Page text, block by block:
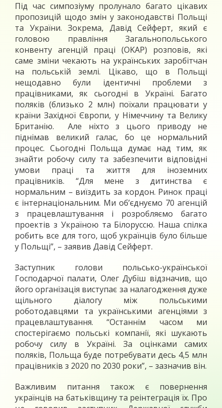
Під час симпозіуму пролунало багато цікавих
пропозицій щодо змін у законодавстві Польщі
та України. Зокрема, Давід Сейферт, який є
головою правління Загальнопольського
конвенту агенцій праці (OKAP) розповів, які
саме зміни чекають на українських заробітчан
на польській землі. Цікаво, що в Польщі
нещодавно були ідентичні проблеми з
працівниками, як сьогодні в Україні. Багато
поляків (близько 2 млн) поїхали працювати у
країни Західної Європи, у Німеччину та Велику
Британію. Але ніхто з цього приводу не
піднімав великий галас, бо це нормальний
процес. Сьогодні Польща думає над тим, як
знайти робочу силу та забезпечити відповідні
умови праці та життя для іноземних
працівників. “Для мене з дитинства є
нормальним – виїздить за кордон. Ринок праці
є інтернаціональним. Ми об’єднуємо 70 агенцій
з працевлаштування і розробляємо багато
проектів з Україною та Білоруссю. Наша спілка
робить все для того, щоб українців було більше
у Польщі”, – заявив Давід Сейферт.
Заступник голови польсько-української
Господарчої палати, Олег Дубіш відзначив, що
його організація виступає за налагодження дуже
щільного діалогу між польськими
роботодавцями та українськими агенціями з
працевлаштування. “Останнім часом ми
спостерігаємо польські компанії, які шукають
робочу силу в Україні. За оцінками самих
поляків, Польща буде потребувати десь 4,5 млн
працівників з 2020 по 2030 роки”, – зазначив він.
Важливим питання також є повернення
українців на батьківщину та реінтеграція їх. Про